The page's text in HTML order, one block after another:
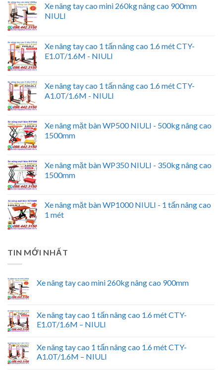
Xe nâng tay cao mini 260kg nâng cao 900mm
NIULI
Xe nâng tay cao 1 tấn nâng cao 1.6 mét CTY-
E1.0T/1.6M - NIULI
Xe nâng tay cao 1 tấn nâng cao 1.6 mét CTY-
A1.0T/1.6M - NIULI
Xe nâng mặt bàn WP500 NIULI - 500kg nâng cao
1500mm
Xe nâng mặt bàn WP350 NIULI - 350kg nâng cao
1500mm
Xe nâng mặt bàn WP1000 NIULI - 1 tấn nâng cao
1 mét
TIN MỚI NHẤT
Xe nâng tay cao mini 260kg nâng cao 900mm
Xe nâng tay cao 1 tấn nâng cao 1.6 mét CTY-
E1.0T/1.6M – NIULI
Xe nâng tay cao 1 tấn nâng cao 1.6 mét CTY-
A1.0T/1.6M – NIULI